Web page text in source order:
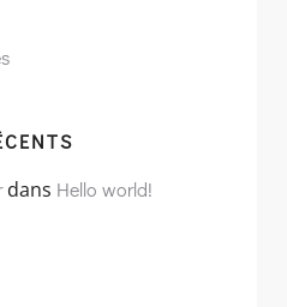
dans Hello world!